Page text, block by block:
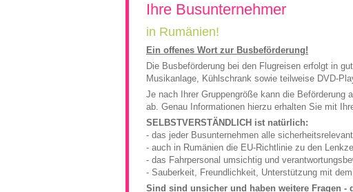
Städtereisen
Rumänien & Nachbarländer
Ungarn
Ihre Busunternehmer
in Rumänien!
Ein offenes Wort zur Busbeförderung!
Die Busbeförderung bei den Flugreisen erfolgt in
Musikanlage, Kühlschrank sowie teilweise DVD-
Je nach Ihrer Gruppengröße kann die
ab. Genau Informationen hierzu erhalten Sie mit
SELBSTVERSTÄNDLICH ist natürlich:
- das jeder Busunternehmen alle
- auch in Rumänien die EU-Richtlinie zu den
- das Fahrpersonal umsichtig und
- Sauberkeit, Freundlichkeit, Unterstützung mit
Sind sind unsicher und haben weitere Fragen -